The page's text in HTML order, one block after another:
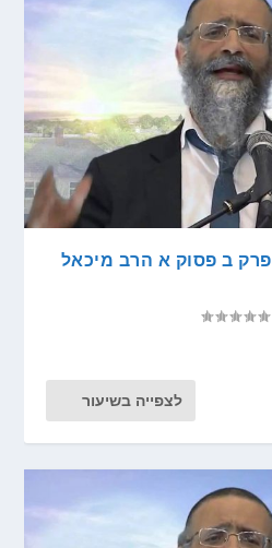
ב פסוק א הרב מיכאל
|
לצפייה בשיעור